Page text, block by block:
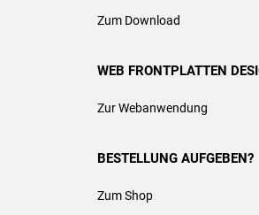
Zum Download
WEB FRONTPLATTEN
Zur Webanwendung
BESTELLUNG AUFGEBEN?
Zum Shop